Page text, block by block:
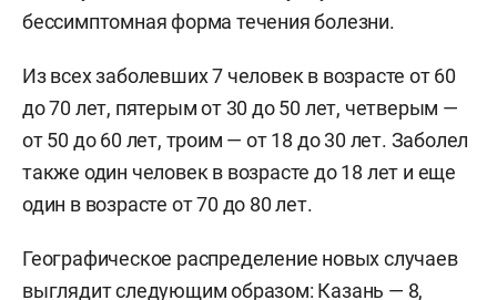
бессимптомная форма течения болезни.
Из всех заболевших 7 человек в возрасте от 60
до 70 лет, пятерым от 30 до 50 лет, четверым —
от 50 до 60 лет, троим — от 18 до 30 лет. Заболел
также один человек в возрасте до 18 лет и еще
один в возрасте от 70 до 80 лет.
Географическое распределение новых случаев
выглядит следующим образом: Казань — 8,